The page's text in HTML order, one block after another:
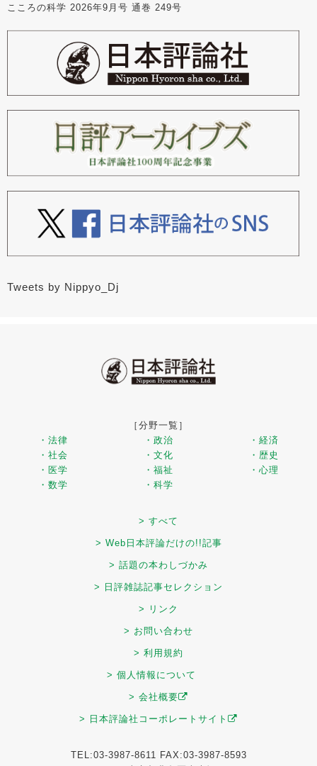
こころの科学 2026年9月号 通巻 249号
Tweets by Nippyo_Dj
［分野一覧］
・法律
・政治
・経済
・社会
・文化
・歴史
・医学
・福祉
・心理
・数学
・科学
> すべて
> Web日本評論だけの!!記事
> 話題の本わしづかみ
> 日評雑誌記事セレクション
> リンク
> お問い合わせ
> 利用規約
> 個人情報について
> 会社概要
> 日本評論社コーポレートサイト
TEL:03-3987-8611 FAX:03-3987-8593